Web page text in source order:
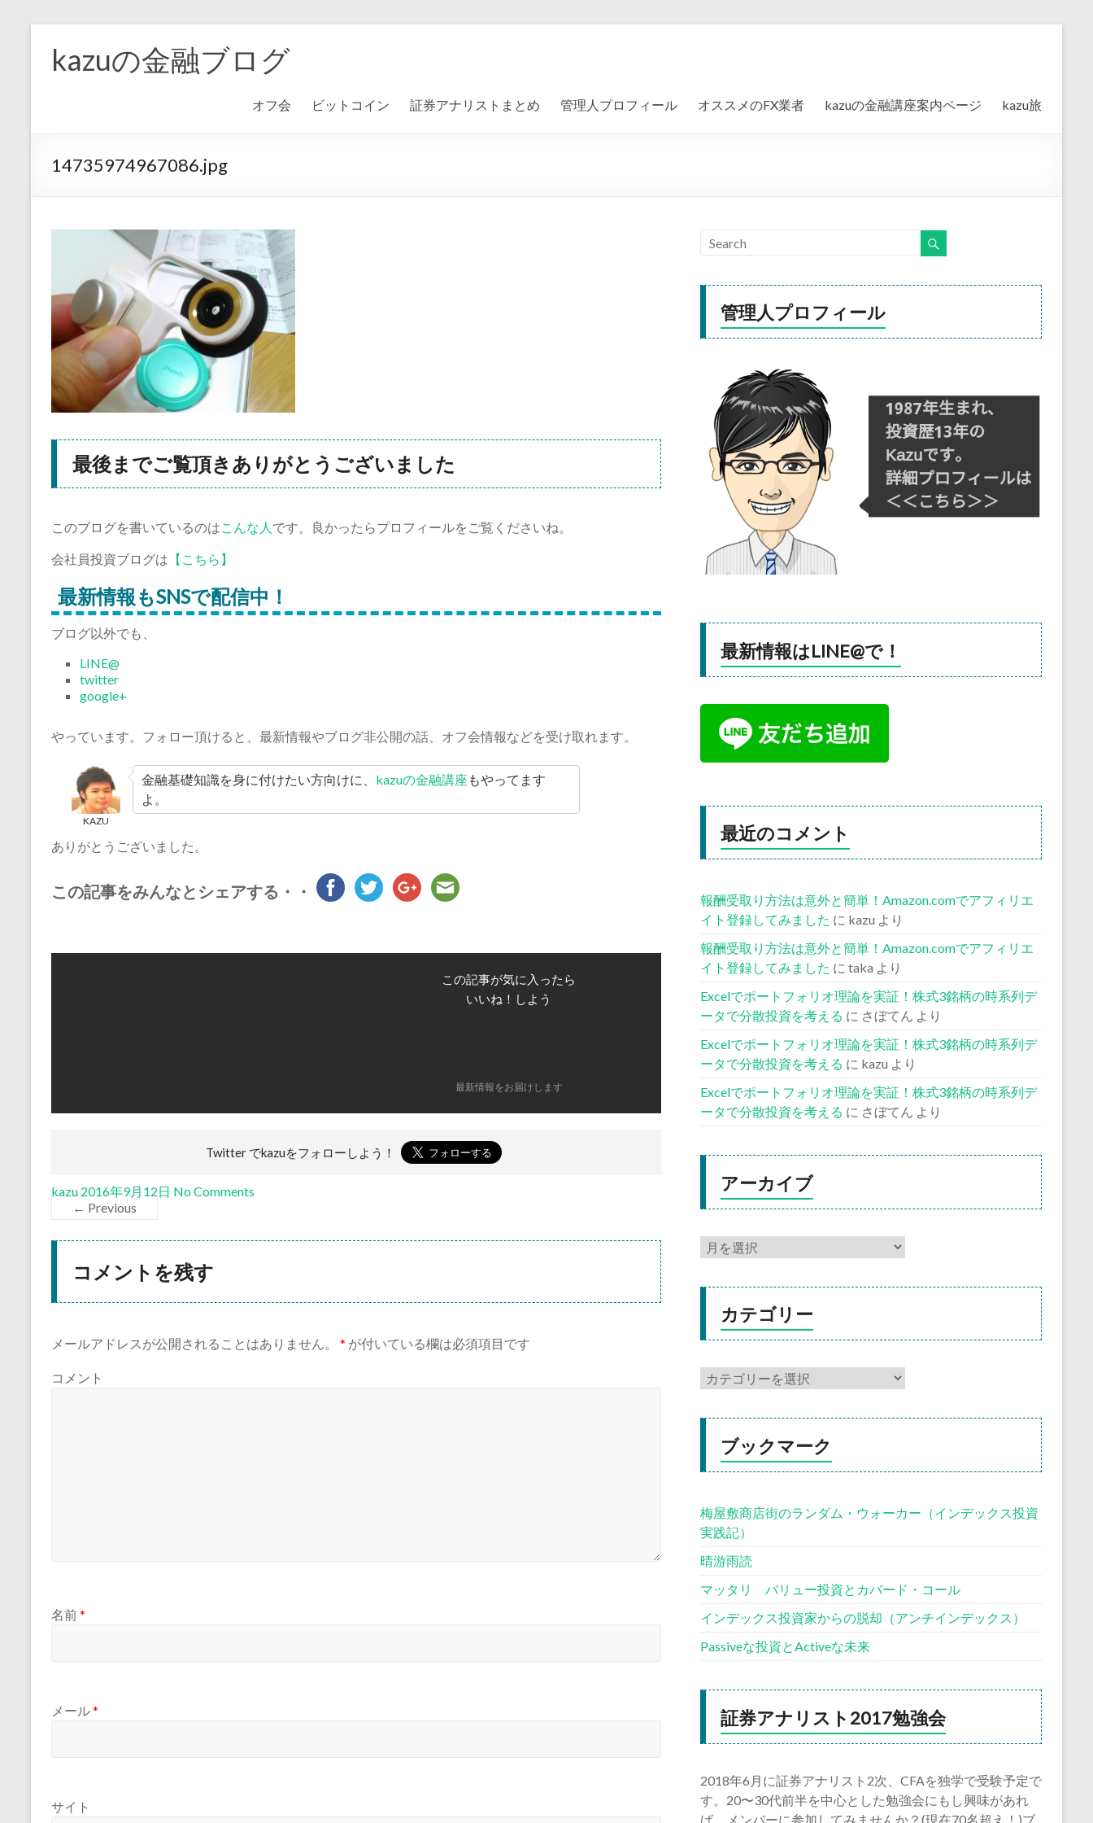
kazuの金融ブログ
オフ会 ビットコイン 証券アナリストまとめ 管理人プロフィール オススメのFX業者 kazuの金融講座案内ページ kazu旅
14735974967086.jpg
最後までご覧頂きありがとうございました
このブログを書いているのはこんな人 です。良かったらプロフィールをご覧くださいね。
会社員投資ブログは 【こちら】
最新情報もSNSで配信中！
ブログ以外でも、
LINE@
twitter
google+
やっています。フォロー頂けると、最新情報やブログ非公開の話、オフ会情報などを受け取れます。
KAZU
金融基礎知識を身に付けたい方向けに、 kazuの金融講座 もやってます
よ。
ありがとうございました。
この記事をみんなとシェアする・・
この記事が気に入ったら
いいね！しよう
最新情報をお届けします
Twitter でkazuをフォローしよう！
kazu 2016年9月12日 No Comments
← Previous
コメントを残す
メールアドレスが公開されることはありません。 * が付いている欄は必須項目です
コメント
名前*
メール*
サイト
管理人プロフィール
最新情報はLINE@で！
最近のコメント
報酬受取り方法は意外と簡単！Amazon.comでアフィリエ
イト登録してみました に kazu より
報酬受取り方法は意外と簡単！Amazon.comでアフィリエ
イト登録してみました に taka より
Excelでポートフォリオ理論を実証！株式3銘柄の時系列デ
ータで分散投資を考える に さぼてん より
Excelでポートフォリオ理論を実証！株式3銘柄の時系列デ
ータで分散投資を考える に kazu より
Excelでポートフォリオ理論を実証！株式3銘柄の時系列デ
ータで分散投資を考える に さぼてん より
アーカイブ
カテゴリー
ブックマーク
梅屋敷商店街のランダム・ウォーカー（インデックス投資
実践記）
晴游雨読
マッタリ バリュー投資とカバード・コール
インデックス投資家からの脱却（アンチインデックス）
Passiveな投資とActiveな未来
証券アナリスト2017勉強会
2018年6月に証券アナリスト2次、CFAを独学で受験予定で
す。20〜30代前半を中心とした勉強会にもし興味があれ
ば、メンバーに参加してみませんか？(現在70名超え！)ブ